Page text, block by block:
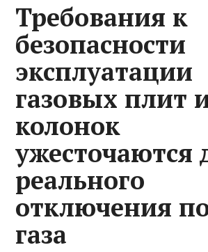
Требования к
безопасности
эксплуатации
газовых плит
колонок
ужесточаются
реального
отключения
газа